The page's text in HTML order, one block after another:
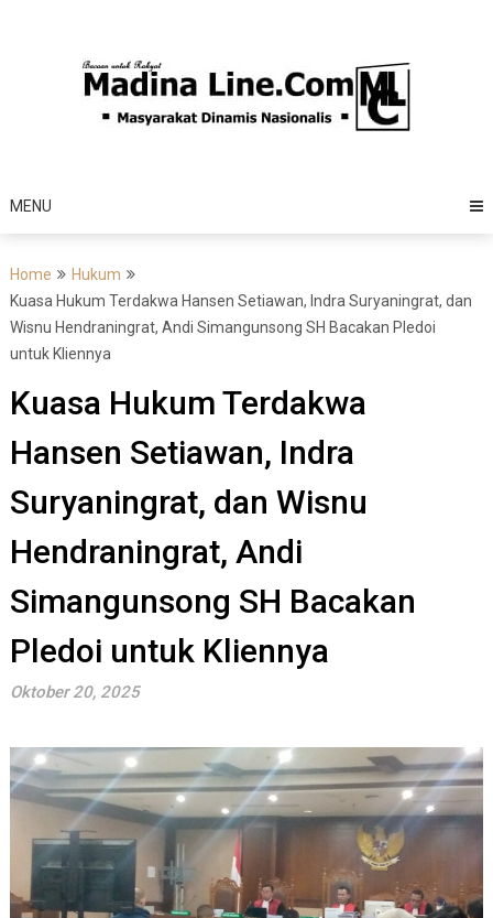
MENU
Home
Hukum
Kuasa Hukum Terdakwa Hansen Setiawan, Indra Suryaningrat, dan
Wisnu Hendraningrat, Andi Simangunsong SH Bacakan Pledoi
untuk Kliennya
Kuasa Hukum Terdakwa
Hansen Setiawan, Indra
Suryaningrat, dan Wisnu
Hendraningrat, Andi
Simangunsong SH Bacakan
Pledoi untuk Kliennya
Oktober 20, 2025